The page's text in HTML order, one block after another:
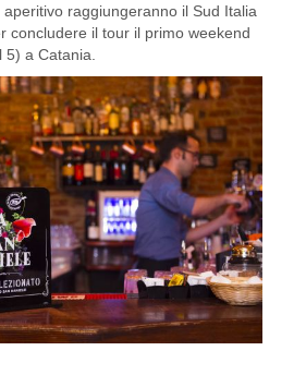
raggiungeranno il Sud Italia
concludere il tour il primo weekend
a Catania.